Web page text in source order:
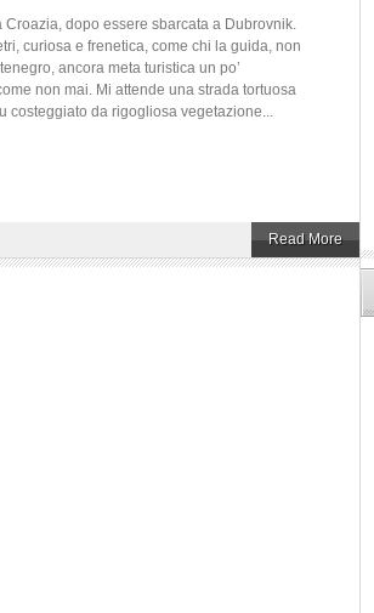
dopo essere sbarcata a Dubrovnik.
curiosa e frenetica, come chi la guida, non
ancora meta turistica un po’
non mai. Mi attende una strada tortuosa
costeggiato da rigogliosa vegetazione...
Read More